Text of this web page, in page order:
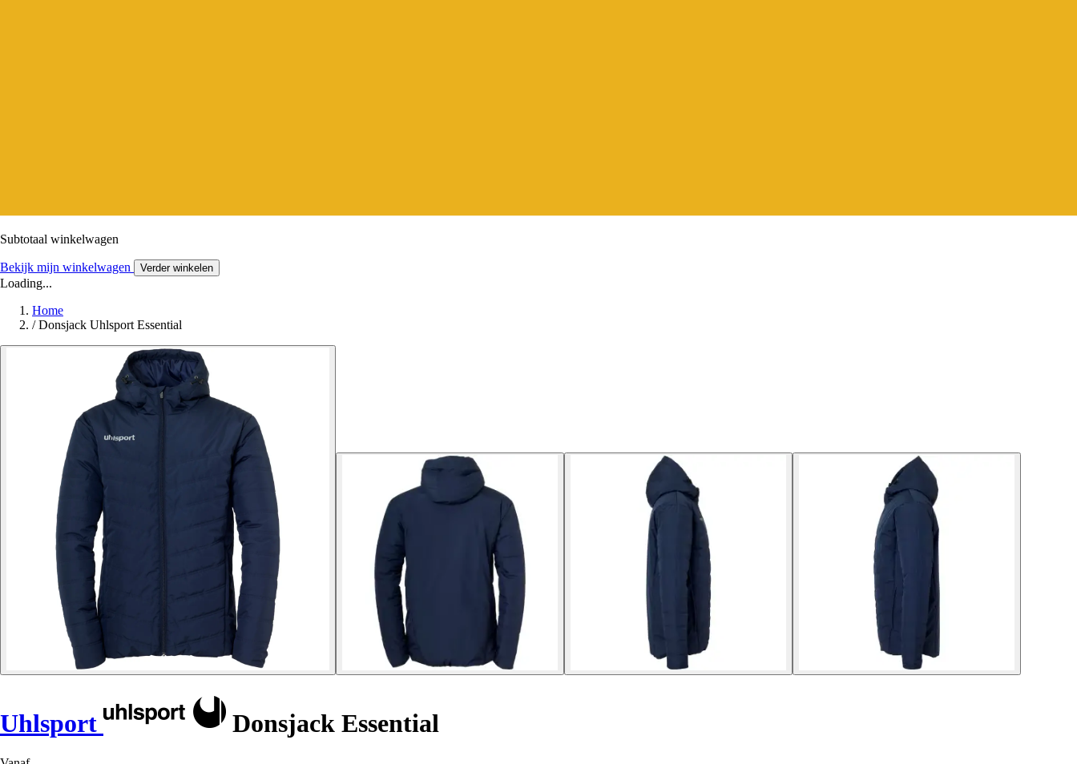
Subtotaal winkelwagen
Bekijk mijn winkelwagen Verder winkelen
Loading...
Home
/ Donsjack Uhlsport Essential
Uhlsport Donsjack Essential